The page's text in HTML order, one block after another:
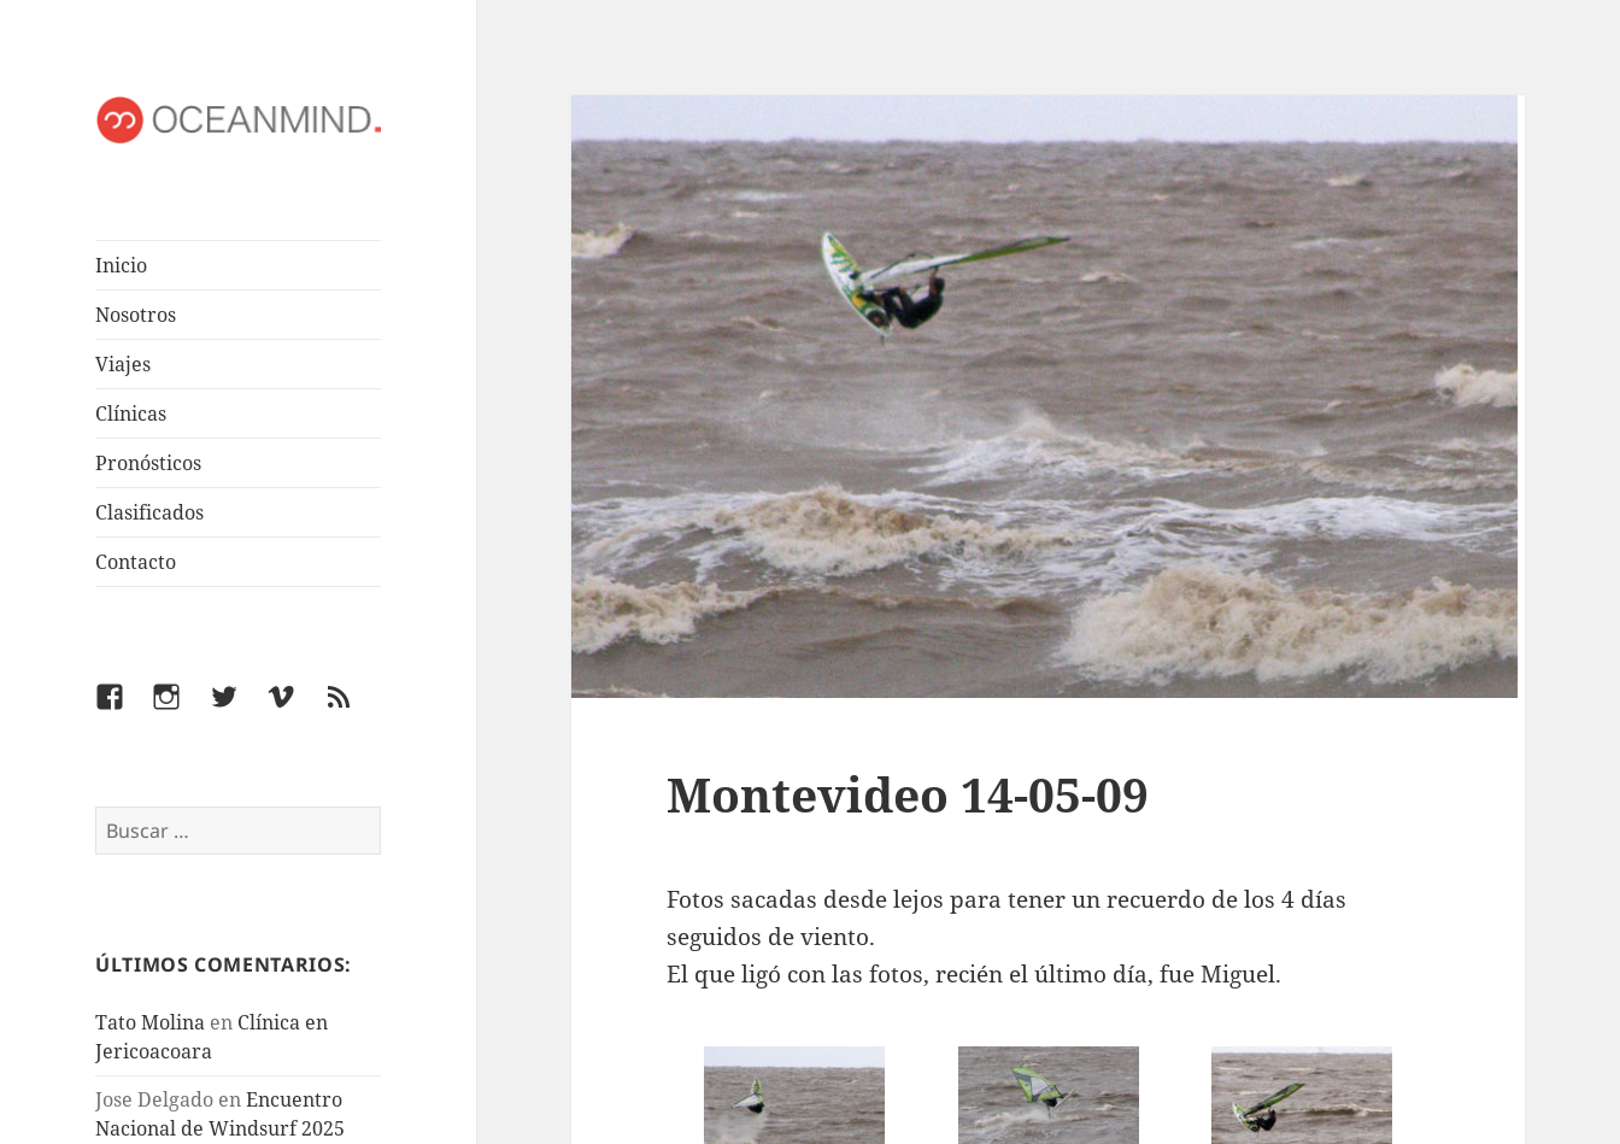
Inicio
Nosotros
Viajes
Clínicas
Pronósticos
Clasificados
Contacto
FacebookInstagramTwitterVimeoFeed
Buscar:
ÚLTIMOS COMENTARIOS:
Tato Molina en Clínica en
Jericoacoara
Jose Delgado enEncuentro
Nacional de Windsurf 2025
Montevideo 14-05-09
Fotos sacadas desde lejos para tener un recuerdo de los 4 días
seguidos de viento.
El que ligó con las fotos, recién el último día, fue Miguel.